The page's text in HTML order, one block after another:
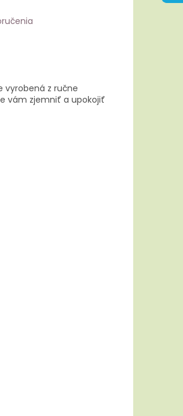
vyrobená z ručne
vám zjemniť a upokojiť